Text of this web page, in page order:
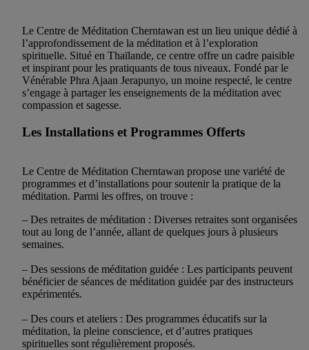
Le Centre de Méditation Cherntawan est un lieu unique dédié à
l’approfondissement de la méditation et à l’exploration
spirituelle. Situé en Thaïlande, ce centre offre un cadre paisible
et inspirant pour les pratiquants de tous niveaux. Fondé par le
Vénérable Phra Ajaan Jerapunyo, un moine respecté, le centre
s’engage à partager les enseignements de la méditation avec
compassion et sagesse.
Les Installations et Programmes Offerts
Le Centre de Méditation Cherntawan propose une variété de
programmes et d’installations pour soutenir la pratique de la
méditation. Parmi les offres, on trouve :
– Des retraites de méditation : Diverses retraites sont organisées
tout au long de l’année, allant de quelques jours à plusieurs
semaines.
– Des sessions de méditation guidée : Les participants peuvent
bénéficier de séances de méditation guidée par des instructeurs
expérimentés.
– Des cours et ateliers : Des programmes éducatifs sur la
méditation, la pleine conscience, et d’autres pratiques
spirituelles sont régulièrement proposés.